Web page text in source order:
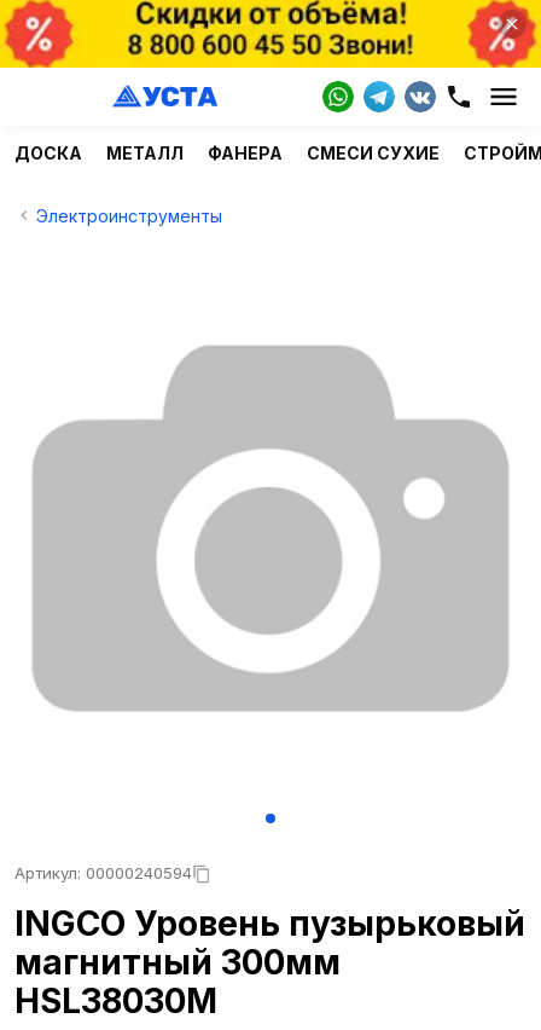
ДОСКА МЕТАЛЛ ФАНЕРА СМЕСИ СУХИЕ
Электроинструменты
Артикул: 00000240594
INGCO Уровень пузырьковый
магнитный 300мм
HSL38030M